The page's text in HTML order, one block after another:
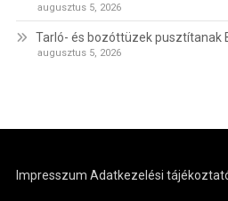
augusztus 5, 2026
Tarló- és bozóttüzek pusztítanak
augusztus 5, 2026
Impresszum Adatkezelési